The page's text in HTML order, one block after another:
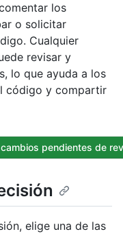
los
o solicitar
Cualquier
revisar y
lo que ayuda a los
código y compartir
pendientes de
elige una de las